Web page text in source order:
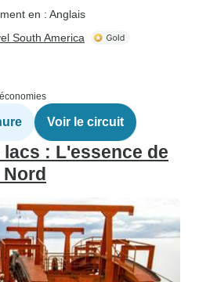
en : Anglais
South America
Voir le circuit
: L'essence de
Nord